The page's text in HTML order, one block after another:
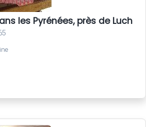
les Pyrénées, près de Luchon